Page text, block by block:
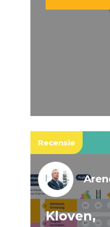
Recensie
Kloven,